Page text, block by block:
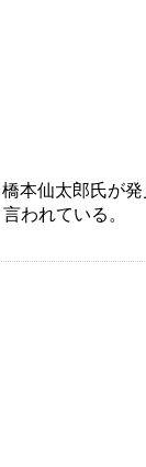
本仙太郎氏が
われている。